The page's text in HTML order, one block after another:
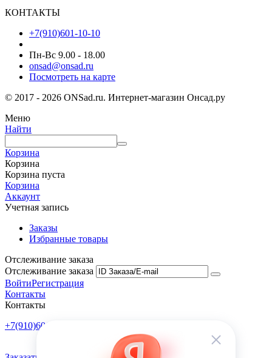
КОНТАКТЫ
+7(910)601-10-10
Пн-Вс 9.00 - 18.00
onsad@onsad.ru
Посмотреть на карте
© 2017 - 2026 ONSad.ru. Интернет-магазин Онсад.ру
Меню
Найти
Корзина
Корзина
Корзина пуста
Корзина
Аккаунт
Учетная запись
Заказы
Избранные товары
Отслеживание заказа
Отслеживание заказа
ВойтиРегистрация
Контакты
Контакты
+7(910)601-10-10